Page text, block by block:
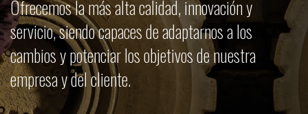
Ofrecemos la más alta calidad, innovación y
servicio, siendo capaces de adaptarnos a los
cambios y potenciar los objetivos de nuestra
empresa y del cliente.